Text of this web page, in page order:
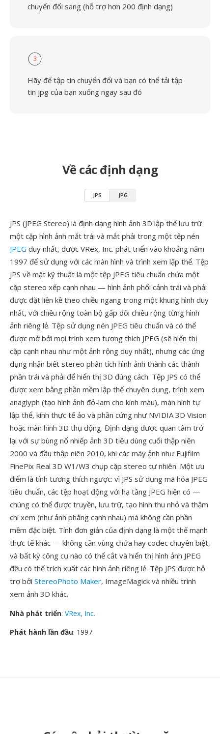
chuyển đổi sang (hỗ trợ hơn 200 định dạng)
3
Hãy để tập tin chuyển đổi và bạn có thể tải tập
tin jpg của bạn xuống ngay sau đó
Về các định dạng
JPS JPG
JPS (JPEG Stereo) là định dạng hình ảnh 3D lập thể lưu trữ
một cặp hình ảnh mắt trái và mắt phải trong một tệp nén
JPEG duy nhất, được VRex, Inc. phát triển vào khoảng năm
1997 để sử dụng với các màn hình và trình xem lập thể. Tệp
JPS về mặt kỹ thuật là một tệp JPEG tiêu chuẩn chứa một
cặp stereo xếp cạnh nhau — hình ảnh phối cảnh trái và phải
được đặt liền kề theo chiều ngang trong một khung hình duy
nhất, với chiều rộng toàn bộ gấp đôi chiều rộng từng hình
ảnh riêng lẻ. Tệp sử dụng nén JPEG tiêu chuẩn và có thể
được mở bởi mọi trình xem tương thích JPEG (sẽ hiển thị
cặp cạnh nhau như một ảnh rộng duy nhất), nhưng các ứng
dụng nhận biết stereo phân tích hình ảnh thành các thành
phần trái và phải để hiển thị 3D đúng cách. Tệp JPS có thể
được xem bằng phần mềm lập thể chuyên dụng, trình xem
anaglyph (tạo hình ảnh đỏ-lam cho kính màu), màn hình tự
lập thể, kính thực tế ảo và phần cứng như NVIDIA 3D Vision
hoặc màn hình 3D thụ động. Định dạng được quan tâm trở
lại với sự bùng nổ nhiếp ảnh 3D tiêu dùng cuối thập niên
2000 và đầu thập niên 2010, khi các máy ảnh như Fujifilm
FinePix Real 3D W1/W3 chụp cặp stereo tự nhiên. Một ưu
điểm là tính tương thích ngược: vì JPS sử dụng mã hóa JPEG
tiêu chuẩn, các tệp hoạt động với hạ tầng JPEG hiện có —
chúng có thể được truyền, lưu trữ, tạo hình thu nhỏ và thậm
chí xem (như ảnh phẳng cạnh nhau) mà không cần phần
mềm đặc biệt. Tính đơn giản của định dạng là một thế mạnh
thực tế khác — không cần vùng chứa hay codec chuyên biệt,
và bất kỳ công cụ nào có thể cắt và hiển thị hình ảnh JPEG
đều có thể trích xuất các hình ảnh riêng lẻ. Tệp JPS được hỗ
trợ bởi StereoPhoto Maker, ImageMagick và nhiều trình
xem ảnh 3D khác.
Nhà phát triển: VRex, Inc.
Phát hành lần đầu: 1997